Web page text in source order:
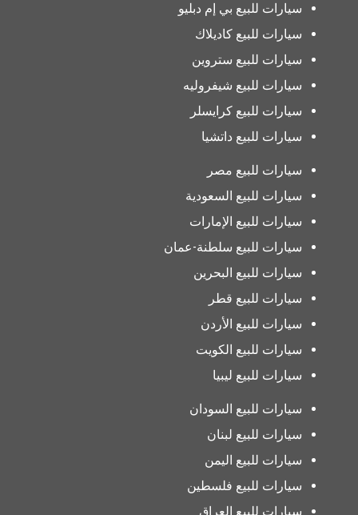
سيارات للبيع بي إم دبليو
سيارات للبيع كاديلاك
سيارات للبيع ستروين
سيارات للبيع شيفروليه
سيارات للبيع كرايسلر
سيارات للبيع داتشيا
سيارات للبيع مصر
سيارات للبيع السعودية
سيارات للبيع الإمارات
سيارات للبيع سلطنة-عمان
سيارات للبيع البحرين
سيارات للبيع قطر
سيارات للبيع الأردن
سيارات للبيع الكويت
سيارات للبيع ليبيا
سيارات للبيع السودان
سيارات للبيع لبنان
سيارات للبيع اليمن
سيارات للبيع فلسطين
سيارات للبيع العراق